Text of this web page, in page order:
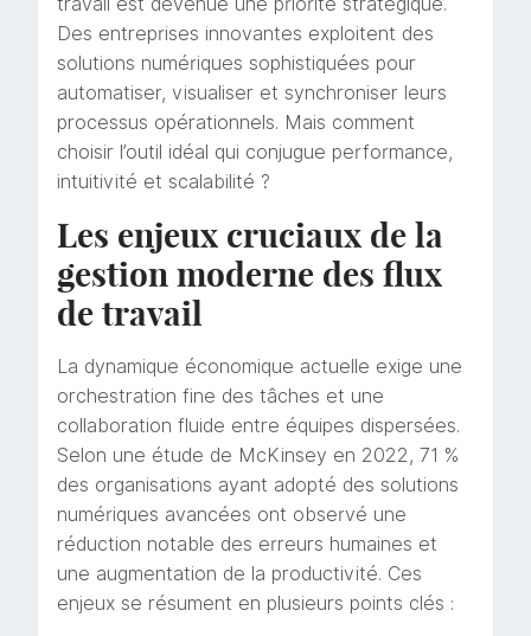
Des entreprises innovantes exploitent des
solutions numériques sophistiquées pour
automatiser, visualiser et synchroniser leurs
processus opérationnels. Mais comment
choisir l’outil idéal qui conjugue performance,
intuitivité et scalabilité ?
Les enjeux cruciaux de la
gestion moderne des flux
de travail
La dynamique économique actuelle exige une
orchestration fine des tâches et une
collaboration fluide entre équipes dispersées.
Selon une étude de McKinsey en 2022, 71 %
des organisations ayant adopté des solutions
numériques avancées ont observé une
réduction notable des erreurs humaines et
une augmentation de la productivité. Ces
enjeux se résument en plusieurs points clés :